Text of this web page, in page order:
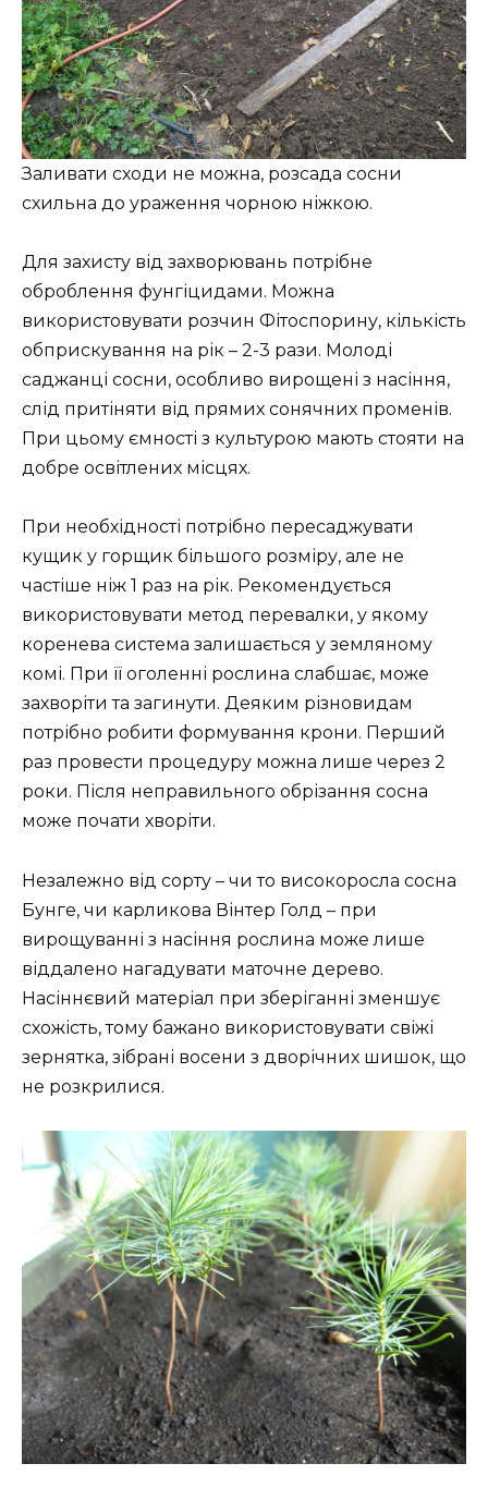
Заливати сходи не можна, розсада сосни
схильна до ураження чорною ніжкою.
Для захисту від захворювань потрібне
оброблення фунгіцидами. Можна
використовувати розчин Фітоспорину, кількість
обприскування на рік – 2-3 рази. Молоді
саджанці сосни, особливо вирощені з насіння,
слід притіняти від прямих сонячних променів.
При цьому ємності з культурою мають стояти на
добре освітлених місцях.
При необхідності потрібно пересаджувати
кущик у горщик більшого розміру, але не
частіше ніж 1 раз на рік. Рекомендується
використовувати метод перевалки, у якому
коренева система залишається у земляному
комі. При її оголенні рослина слабшає, може
захворіти та загинути. Деяким різновидам
потрібно робити формування крони. Перший
раз провести процедуру можна лише через 2
роки. Після неправильного обрізання сосна
може почати хворіти.
Незалежно від сорту – чи то високоросла сосна
Бунге, чи карликова Вінтер Голд – при
вирощуванні з насіння рослина може лише
віддалено нагадувати маточне дерево.
Насіннєвий матеріал при зберіганні зменшує
схожість, тому бажано використовувати свіжі
зернятка, зібрані восени з дворічних шишок, що
не розкрилися.